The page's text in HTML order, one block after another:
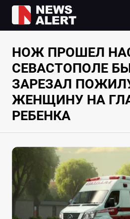
НОЖ ПРОШЕЛ
СЕВАСТОПОЛЕ
ЗАРЕЗАЛ
ЖЕНЩИНУ НА
РЕБЕНКА